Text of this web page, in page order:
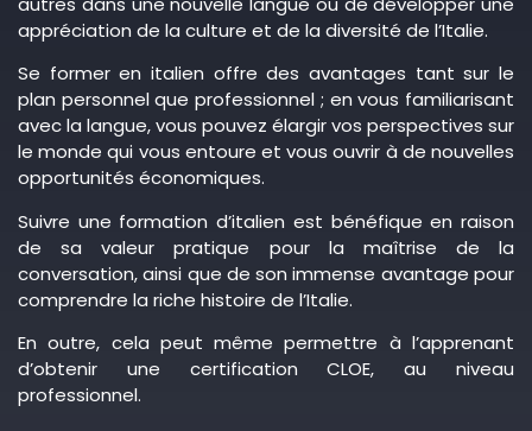
appréciation de la culture et de la diversité de l’Italie.
Se former en italien offre des avantages tant sur le
plan personnel que professionnel ; en vous familiarisant
avec la langue, vous pouvez élargir vos perspectives sur
le monde qui vous entoure et vous ouvrir à de nouvelles
opportunités économiques.
Suivre une formation d’italien est bénéfique en raison
de sa valeur pratique pour la maîtrise de la
conversation, ainsi que de son immense avantage pour
comprendre la riche histoire de l’Italie.
En outre, cela peut même permettre à l’apprenant
d’obtenir une certification CLOE, au niveau
professionnel.